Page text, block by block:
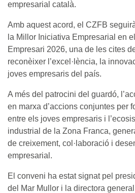
empresarial català.
Amb aquest acord, el CZFB
la Millor Iniciativa Empresarial en
Empresari 2026, una de les cites
reconèixer l’excel·lència, la
joves empresaris del país.
A més del patrocini del guardó,
en marxa d’accions conjuntes per
entre els joves empresaris i
industrial de la Zona Franca,
de creixement, col·laboració i
empresarial.
El conveni ha estat signat pel
del Mar Mullor i la directora